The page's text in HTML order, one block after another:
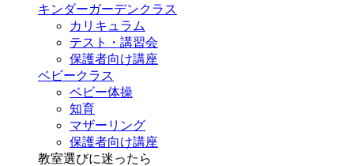
キンダーガーデンクラス
カリキュラム
テスト・講習会
保護者向け講座
ベビークラス
ベビー体操
知育
マザーリング
保護者向け講座
教室選びに迷ったら